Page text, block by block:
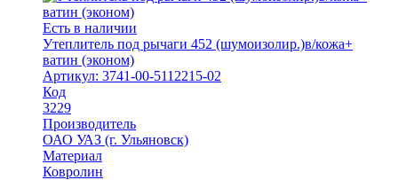
Есть в наличии
Утеплитель под рычаги 452 (шумоизолир.)в/кожа+
ватин (эконом)
Артикул: 3741-00-5112215-02
Код
3229
Производитель
ОАО УАЗ (г. Ульяновск)
Материал
Ковролин